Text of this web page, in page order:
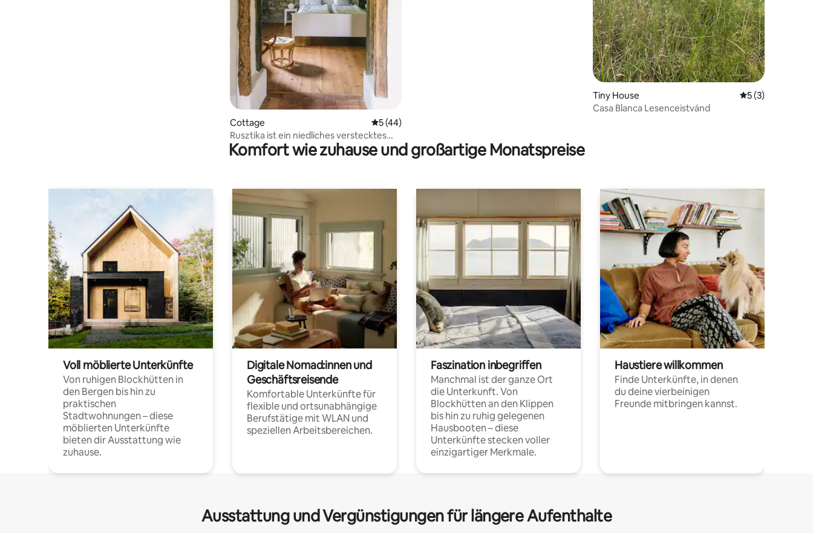
Cottage Durchschnittliche Bewertung: 5 von 5, 44 Bewertungen
5 (44)
Rusztika ist ein niedliches verstecktes
Ferienhaus in der Nähe des Waldes
Tiny House
5 (3)
Casa Blanca Lesenceistvánd
Komfort wie zuhause und großartige Monatspreise
Voll möblierte Unterkünfte
Von ruhigen Blockhütten in
den Bergen bis hin zu
praktischen
Stadtwohnungen – diese
möblierten Unterkünfte
bieten dir Ausstattung wie
zuhause.
Digitale Nomad:innen und
Geschäftsreisende
Komfortable Unterkünfte für
flexible und ortsunabhängige
Berufstätige mit WLAN und
speziellen Arbeitsbereichen.
Faszination inbegriffen
Manchmal ist der ganze Ort
die Unterkunft. Von
Blockhütten an den Klippen
bis hin zu ruhig gelegenen
Hausbooten – diese
Unterkünfte stecken voller
einzigartiger Merkmale.
Haustiere willkommen
Finde Unterkünfte, in denen
du deine vierbeinigen
Freunde mitbringen kannst.
Ausstattung und Vergünstigungen für längere Aufenthalte